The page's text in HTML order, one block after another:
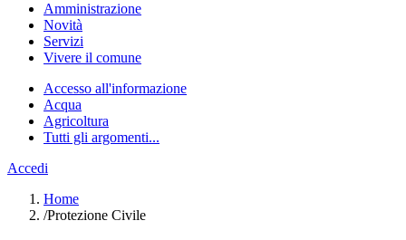
Amministrazione
Novità
Servizi
Vivere il comune
Accesso all'informazione
Acqua
Agricoltura
Tutti gli argomenti...
Accedi
Home
/Protezione Civile